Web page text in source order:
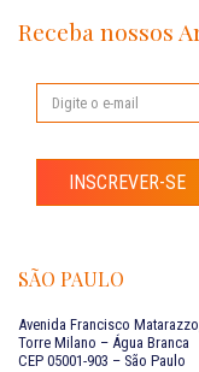
Receba nossos
INSCREVER-SE
SÃO PAULO
Avenida Francisco
Torre Milano – Água Branca
CEP 05001-903 – São Paulo